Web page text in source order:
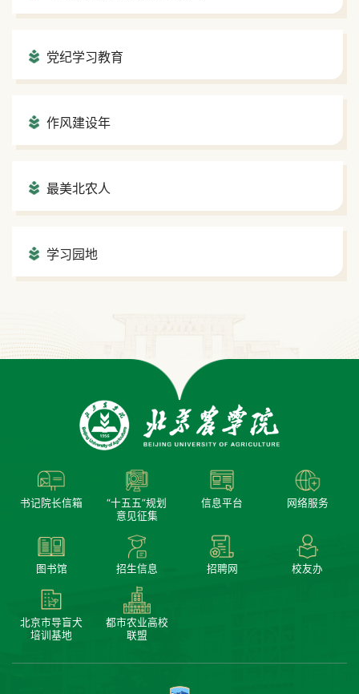
党纪学习教育
作风建设年
最美北农人
学习园地
书记院长信箱
“十五五”规划
意见征集
信息平台 网络服务
图书馆 招生信息 招聘网 校友办
北京市导盲犬
培训基地
都市农业高校
联盟